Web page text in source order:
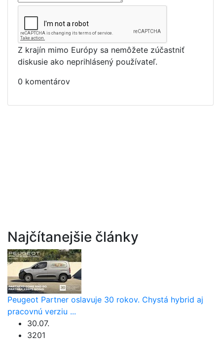
Z krajín mimo Európy sa nemôžete zúčastniť
diskusie ako neprihlásený používateľ.
0 komentárov
Najčítanejšie články
Peugeot Partner oslavuje 30 rokov. Chystá hybrid aj
pracovnú verziu ...
30.07.
3201